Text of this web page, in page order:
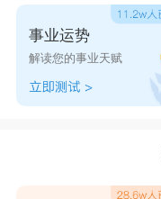
事业运势
解读您的事业天赋